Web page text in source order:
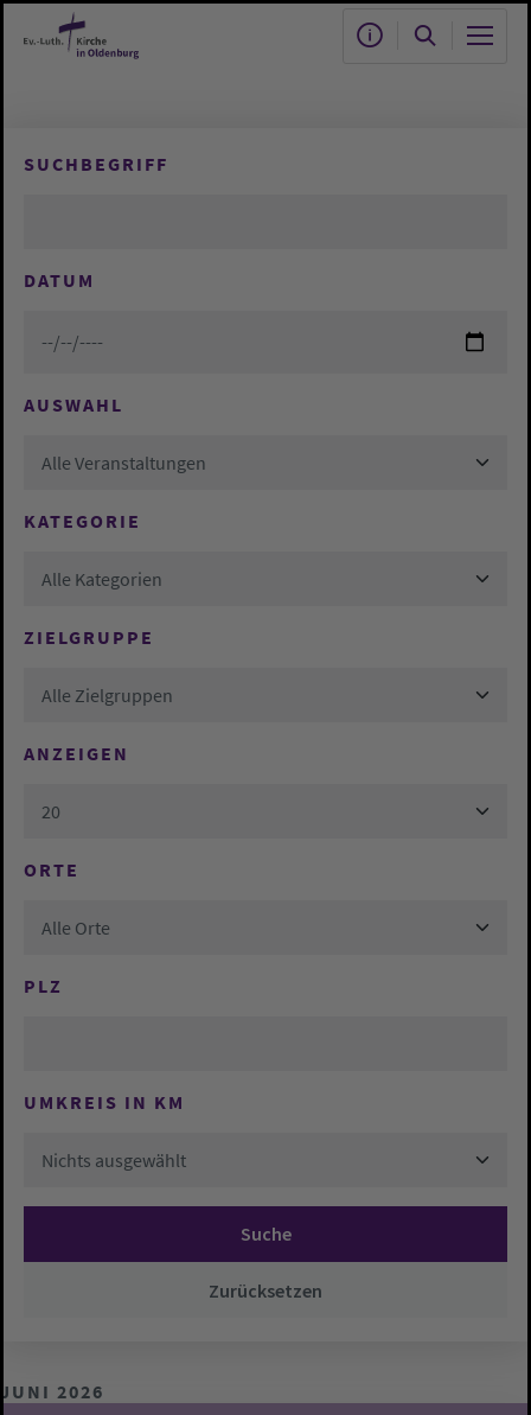
Zum Hauptinhalt springen
SUCHBEGRIFF
DATUM
AUSWAHL
Alle Veranstaltungen
KATEGORIE
Alle Kategorien
ZIELGRUPPE
Alle Zielgruppen
ANZEIGEN
20
ORTE
Alle Orte
PLZ
UMKREIS IN KM
Nichts ausgewählt
Suche
Zurücksetzen
JUNI 2026